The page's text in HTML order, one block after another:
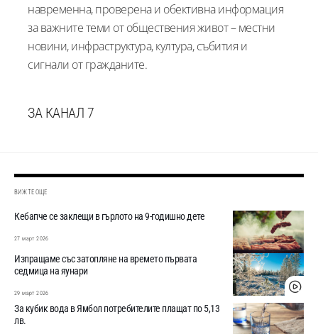
навременна, проверена и обективна информация
за важните теми от обществения живот – местни
новини, инфраструктура, култура, събития и
сигнали от гражданите.
ЗА КАНАЛ 7
ВИЖТЕ ОЩЕ
Кебапче се заклещи в гърлото на 9-годишно дете
27 март 2026
Изпращаме със затопляне на времето първата
седмица на яунари
29 март 2026
За кубик вода в Ямбол потребителите плащат по 5,13
лв.